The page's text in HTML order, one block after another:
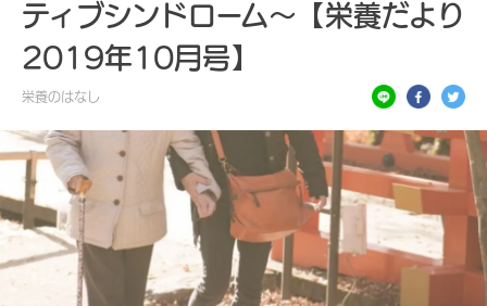
ティブシンドローム～【栄養だより
2019年10月号】
栄養のはなし